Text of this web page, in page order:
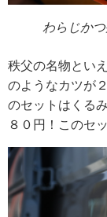
わらじか
秩父の名物とい
のようなカツが
のセットはくる
８０円！このセ